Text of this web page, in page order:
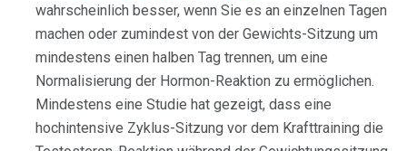
wahrscheinlich besser, wenn Sie es an einzelnen Tagen
machen oder zumindest von der Gewichts-Sitzung um
mindestens einen halben Tag trennen, um eine
Normalisierung der Hormon-Reaktion zu ermöglichen.
Mindestens eine Studie hat gezeigt, dass eine
hochintensive Zyklus-Sitzung vor dem Krafttraining die